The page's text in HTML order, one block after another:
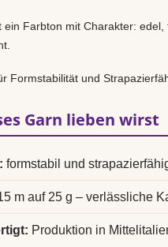
ein Farbton mit Charakter:
Formstabilität und
Garn lieben wirst
formstabil und
m auf 25 g – verlässliche
Produktion in